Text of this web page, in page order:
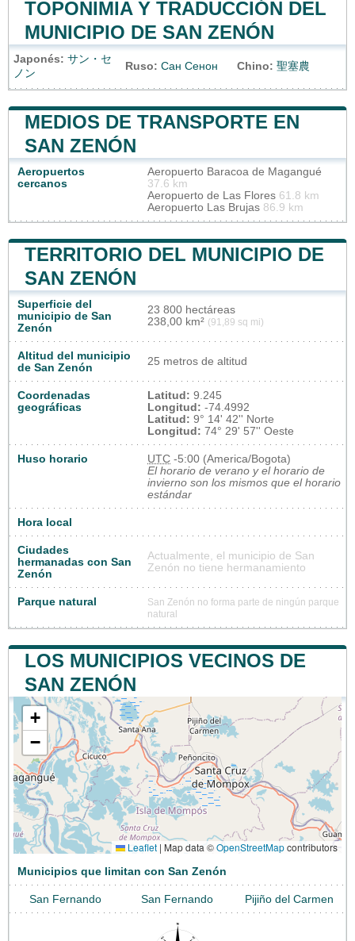
TOPONIMIA Y TRADUCCIÓN DEL
MUNICIPIO DE SAN ZENÓN
Japonés: サン・セ
ノン
Ruso: Сан Сенон Chino: 聖塞農
MEDIOS DE TRANSPORTE EN
SAN ZENÓN
Aeropuertos
cercanos
Aeropuerto Baracoa de Magangué
37.6 km
Aeropuerto de Las Flores 61.8 km
Aeropuerto Las Brujas 86.9 km
TERRITORIO DEL MUNICIPIO DE
SAN ZENÓN
Superficie del
municipio de San
Zenón
23 800 hectáreas
238,00 km² (91,89 sq mi)
Altitud del municipio
de San Zenón
25 metros de altitud
Coordenadas
geográficas
Latitud: 9.245
Longitud: -74.4992
Latitud: 9° 14' 42'' Norte
Longitud: 74° 29' 57'' Oeste
Huso horario UTC -5:00 (America/Bogota)
El horario de verano y el horario de
invierno son los mismos que el horario
estándar
Hora local
Ciudades
hermanadas con San
Zenón
Actualmente, el municipio de San
Zenón no tiene hermanamiento
Parque natural
San Zenón no forma parte de ningún parque
natural
LOS MUNICIPIOS VECINOS DE
SAN ZENÓN
+
−
Leaflet | Map data ©OpenStreetMapcontributors
Municipios que limitan con San Zenón
San Fernando San Fernando Pijiño del Carmen